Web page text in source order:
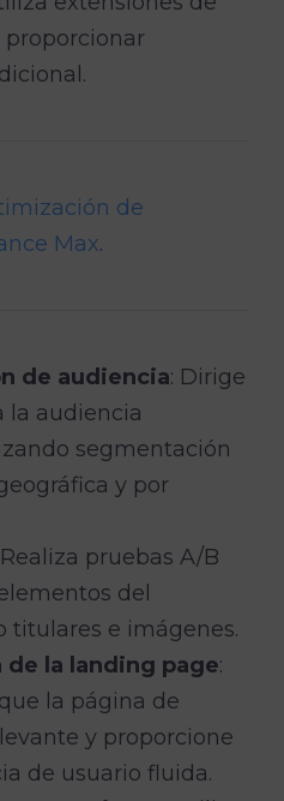
proporcionar
de
Max.
de audiencia: Dirige
la audiencia
segmentación
y por
Realiza pruebas A/B
del
titulares e imágenes.
la landing page:
la página de
y proporcione
de usuario fluida.